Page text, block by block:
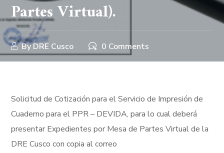
Partes Virtual).
ByDRE Cusco 0 Comments
Solicitud de Cotización para el Servicio de Impresión de
Cuaderno para el PPR – DEVIDA, para lo cual deberá
presentar Expedientes por Mesa de Partes Virtual de la
DRE Cusco con copia al correo